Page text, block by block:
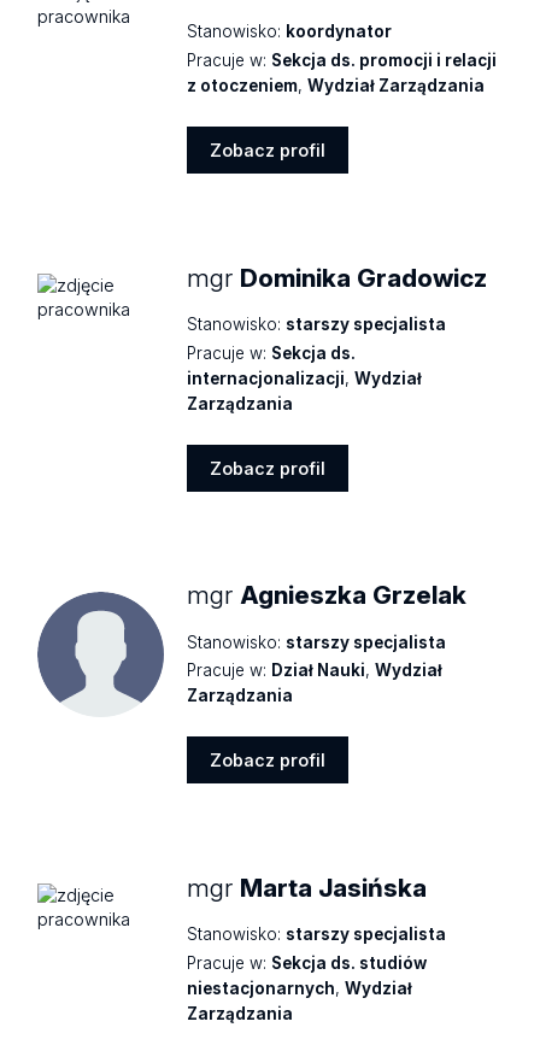
Stanowisko: koordynator
Pracuje w: Sekcja ds. promocji i relacji
z otoczeniem,Wydział Zarządzania
Zobacz profil
mgr Dominika Gradowicz
Stanowisko: starszy specjalista
Pracuje w: Sekcja ds.
internacjonalizacji,Wydział
Zarządzania
Zobacz profil
mgrAgnieszka Grzelak
Stanowisko: starszy specjalista
Pracuje w: Dział Nauki,Wydział
Zarządzania
Zobacz profil
mgr Marta Jasińska
Stanowisko: starszy specjalista
Pracuje w: Sekcja ds. studiów
niestacjonarnych,Wydział
Zarządzania